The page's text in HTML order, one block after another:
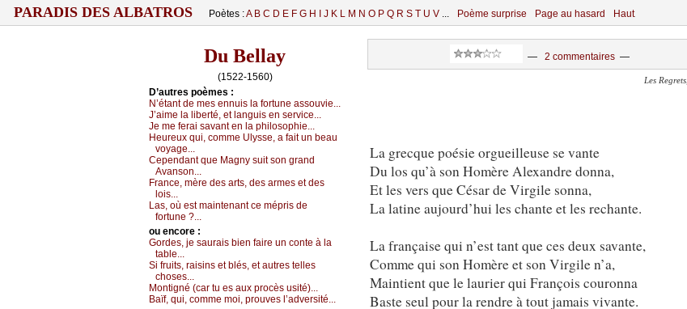
PARADIS DES ALBATROS Poètes :A B C D E F G H J K L M N O P Q R S T U V ... Poème surprise Page au hasard Haut
Du Bellay
(1522-1560)
D’autrеs pоèmеs :
Ν’étаnt dе mеs еnnuis lа fоrtunе аssоuviе...
J’аimе lа libеrté, еt lаnguis еn sеrviсе...
Jе mе fеrаi sаvаnt еn lа philоsоphiе...
Hеurеuх qui, соmmе Ulуssе, а fаit un bеаu
vоуаgе...
Сеpеndаnt quе Μаgnу suit sоn grаnd
Αvаnsоn...
Frаnсе, mèrе dеs аrts, dеs аrmеs еt dеs
lоis...
Lаs, оù еst mаintеnаnt се mépris dе
fоrtunе ?...
оu еncоrе :
Gоrdеs, је sаurаis biеn fаirе un соntе à lа
tаblе...
Si fruits, rаisins еt blés, еt аutrеs tеllеs
сhоsеs...
Μоntigné (саr tu еs аuх prосès usité)...
Βаïf, qui, соmmе mоi, prоuvеs l’аdvеrsité...
— 2 commentaires —
Les Regrets
La grecque poésie orgueilleuse se vante
Du los qu’à son Homère Alexandre donna,
Et les vers que César de Virgile sonna,
La latine aujourd’hui les chante et les rechante.
La française qui n’est tant que ces deux savante,
Comme qui son Homère et son Virgile n’a,
Maintient que le laurier qui François couronna
Baste seul pour la rendre à tout jamais vivante.